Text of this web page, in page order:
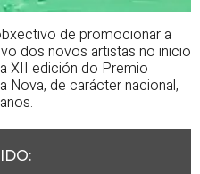
de promocionar a
dos novos artistas no inicio
XII edición do Premio
Nova, de carácter nacional,
: